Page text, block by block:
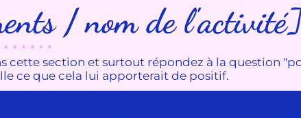
/ nom de
section et surtout répondez à la question
ce que cela lui apporterait de positif.